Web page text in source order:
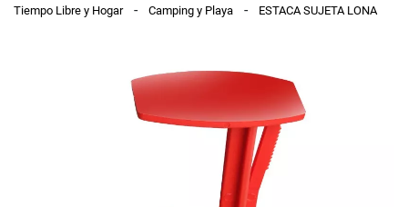
Tiempo Libre y Hogar - Camping y Playa - ESTACA SUJETA LONA